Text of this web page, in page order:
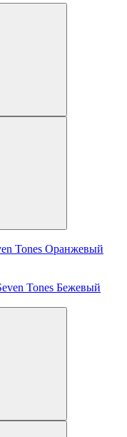
Tones Оранжевый